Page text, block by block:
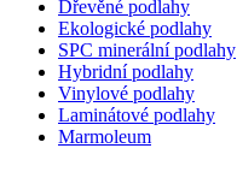
Dřevěné podlahy
Ekologické podlahy
SPC minerální podlahy
Hybridní podlahy
Vinylové podlahy
Laminátové podlahy
Marmoleum